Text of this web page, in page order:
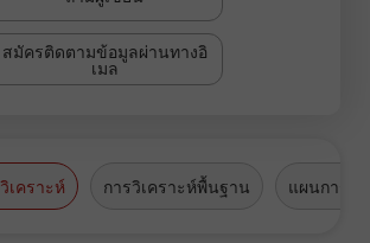
สมัครติดตามข้อมูลผ่านทางอิ
เมล
เคราะห์ การวิเคราะห์พื้นฐาน แผนการซื้